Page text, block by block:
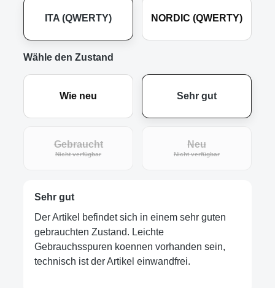
ITA (QWERTY) NORDIC (QWERTY)
Wähle den Zustand
Wie neu Sehr gut
Gebraucht
Nicht verfügbar(Diese Option ist zurzeit nicht verfügbar.)
Neu
Nicht verfügbar(Diese Option ist
Sehr gut
Der Artikel befindet sich in einem sehr guten
gebrauchten Zustand. Leichte
Gebrauchsspuren koennen vorhanden sein,
technisch ist der Artikel einwandfrei.